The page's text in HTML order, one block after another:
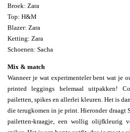
Broek: Zara
Top: H&M
Blazer: Zara
Ketting: Zara
Schoenen: Sacha
Mix & match
Wanneer je wat experimenteler bent wat je
printed leggings helemaal uitpakken!
pailetten, spikes en allerlei kleuren. Het is
die terugkomen in je print. Hieronder draagt
pailetten-kraagje, een wollig olijfkleurig